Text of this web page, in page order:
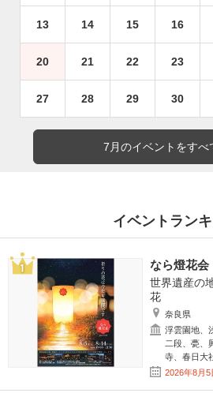
13 14 15 16
20 21 22 23
27 28 29 30
7月のイベントをすべ
イベントラン
なら燈花会
世界遺産の
花
奈良県
浮雲園地、
二段、甍、
寺、春日大
2026年8月